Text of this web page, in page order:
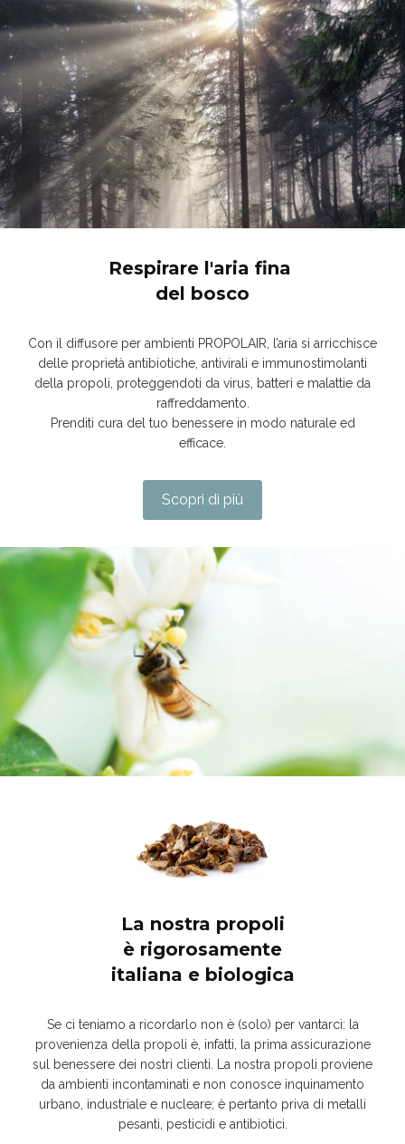
Respirare l'aria fina
del bosco
Con il diffusore per ambienti PROPOLAIR, l’aria si arricchisce
delle proprietà antibiotiche, antivirali e immunostimolanti
della propoli, proteggendoti da virus, batteri e malattie da
raffreddamento.
Prenditi cura del tuo benessere in modo naturale ed
efficace.
Scopri di più
La nostra propoli
è rigorosamente
italiana e biologica
Se ci teniamo a ricordarlo non è (solo) per vantarci: la
provenienza della propoli è, infatti, la prima assicurazione
sul benessere dei nostri clienti. La nostra propoli proviene
da ambienti incontaminati e non conosce inquinamento
urbano, industriale e nucleare; è pertanto priva di metalli
pesanti, pesticidi e antibiotici.